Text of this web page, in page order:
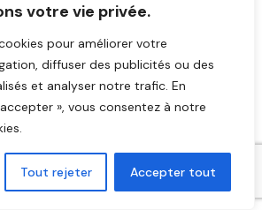
votre vie privée.
pour améliorer votre
diffuser des publicités ou des
et analyser notre trafic. En
», vous consentez à notre
Tout rejeter Accepter tout
Nos partenaires
La brigade
Contact
Favier – Tous droits réservés –
des Mots– Mentions légales–
–Plan du site